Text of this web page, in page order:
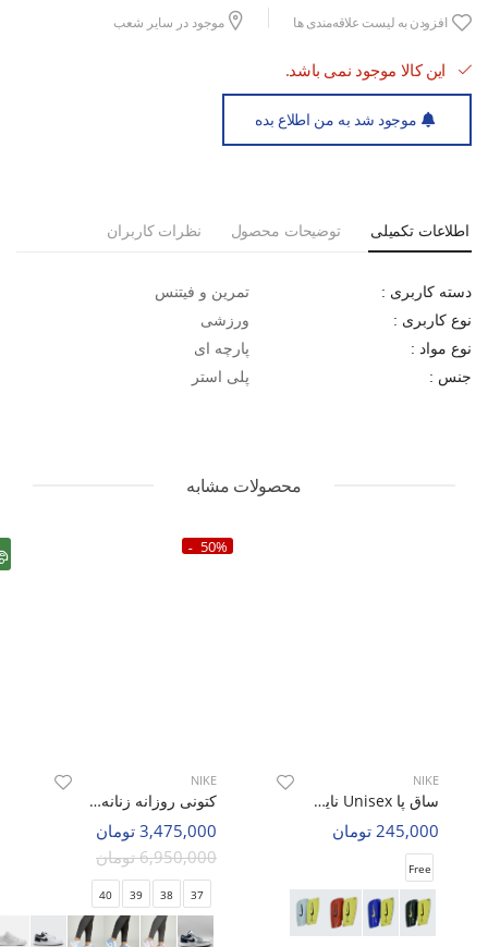
افزودن به لیست علاقه‌مندی ها موجود در سایر شعب
این کالا موجود نمی باشد.
موجود شد به من اطلاع بده
اطلاعات تکمیلی توضیحات محصول نظرات کاربران
دسته کاربری : تمرین و فیتنس
نوع کاربری : ورزشی
نوع مواد : پارچه ای
جنس : پلی استر
محصولات مشابه
NIKE
ساق پا Unisex نایک Nike Nike soccer cleats U
245,000 تومان
Free
50%
NIKE
کتونی روزانه زنانه نایک Nike Air Jordan 1 Low LX W
3,475,000 تومان
6,950,000 تومان
37
38
39
40